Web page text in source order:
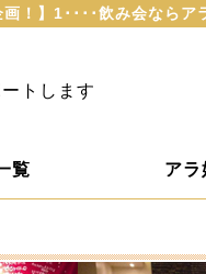
！】1････飲み会ならア
トします
覧 アラ